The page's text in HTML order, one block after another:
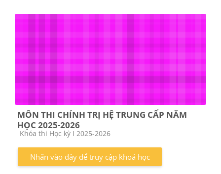
MÔN THI CHÍNH TRỊ HỆ TRUNG CẤP NĂM
HỌC 2025-2026
Các loại khóa học
Khóa thi Học kỳ I 2025-2026
Nhấn vào đây để truy cập khoá học